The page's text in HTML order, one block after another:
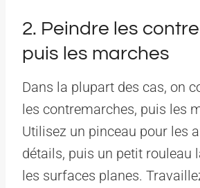
2. Peindre les
puis les marches
Dans la plupart des cas, on
les contremarches, puis les
Utilisez un pinceau pour les
détails, puis un petit rouleau
les surfaces planes.